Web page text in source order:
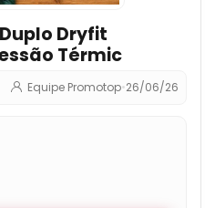
Dryfit
Térmic
Equipe Promotop•26/06/26